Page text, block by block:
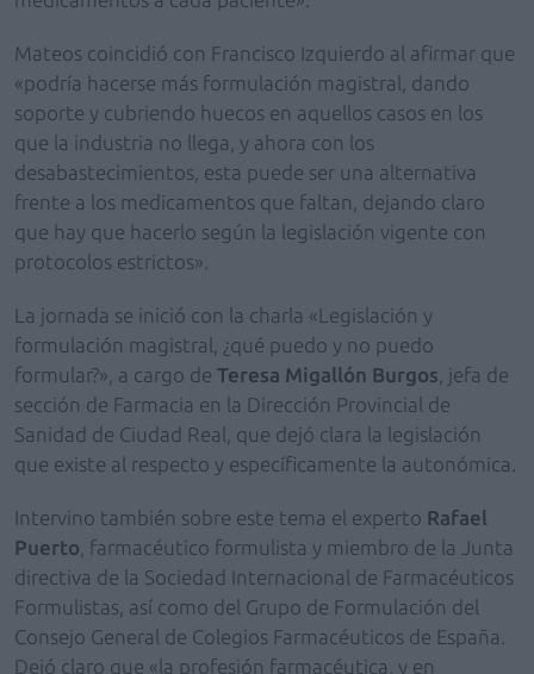
Mateos coincidió con Francisco Izquierdo al afirmar que
«podría hacerse más formulación magistral, dando
soporte y cubriendo huecos en aquellos casos en los
que la industria no llega, y ahora con los
desabastecimientos, esta puede ser una alternativa
frente a los medicamentos que faltan, dejando claro
que hay que hacerlo según la legislación vigente con
protocolos estrictos».
La jornada se inició con la charla «Legislación y
formulación magistral, ¿qué puedo y no puedo
formular?», a cargo de Teresa Migallón Burgos , jefa de
sección de Farmacia en la Dirección Provincial de
Sanidad de Ciudad Real, que dejó clara la legislación
que existe al respecto y específicamente la autonómica.
Intervino también sobre este tema el experto Rafael
Puerto , farmacéutico formulista y miembro de la Junta
directiva de la Sociedad Internacional de Farmacéuticos
Formulistas, así como del Grupo de Formulación del
Consejo General de Colegios Farmacéuticos de España.
Dejó claro que «la profesión farmacéutica, y en